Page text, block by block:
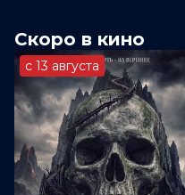
Скоро в кино
с 13 августа